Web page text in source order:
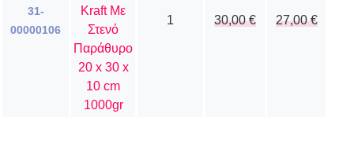
31-
00000106
Kraft Με
Στενό
Παράθυρο
20 x 30 x
10 cm
1000gr
1 30,00€ 27,00€